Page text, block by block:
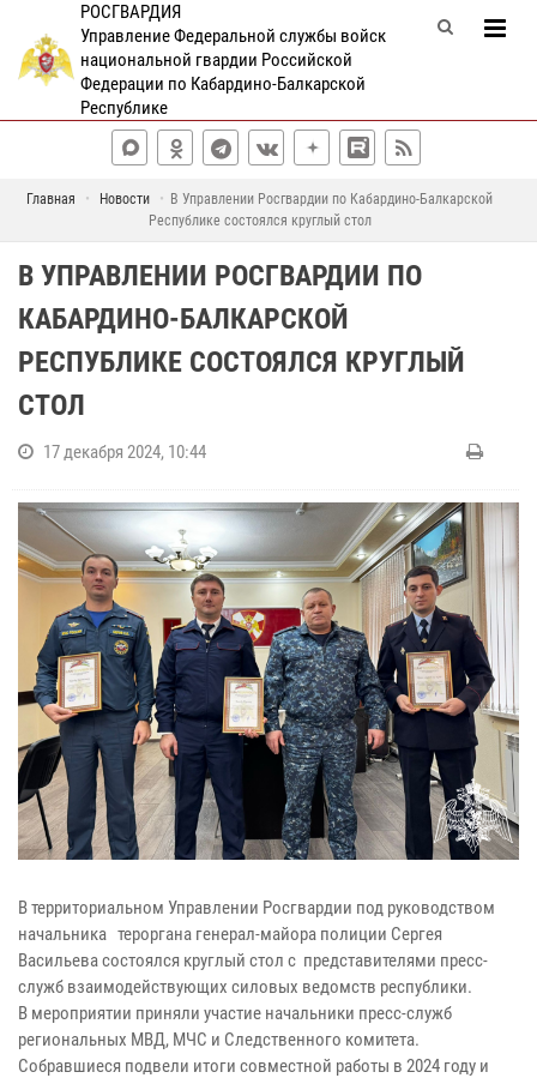
РОСГВАРДИЯ
Управление Федеральной службы войск
национальной гвардии Российской
Федерации по Кабардино-Балкарской
Республике
Главная Новости
В Управлении Росгвардии по Кабардино-Балкарской
Республике состоялся круглый стол
В УПРАВЛЕНИИ РОСГВАРДИИ ПО
КАБАРДИНО-БАЛКАРСКОЙ
РЕСПУБЛИКЕ СОСТОЯЛСЯ КРУГЛЫЙ
СТОЛ
17 декабря 2024, 10:44
В территориальном Управлении Росгвардии под руководством
начальника тероргана генерал-майора полиции Сергея
Васильева состоялся круглый стол с представителями пресс-
служб взаимодействующих силовых ведомств республики.
В мероприятии приняли участие начальники пресс-служб
региональных МВД, МЧС и Следственного комитета.
Собравшиеся подвели итоги совместной работы в 2024 году и